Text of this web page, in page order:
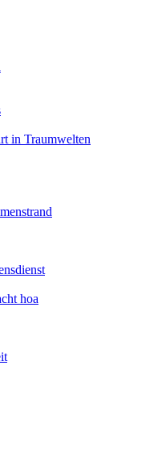
in Traumwelten
hoa